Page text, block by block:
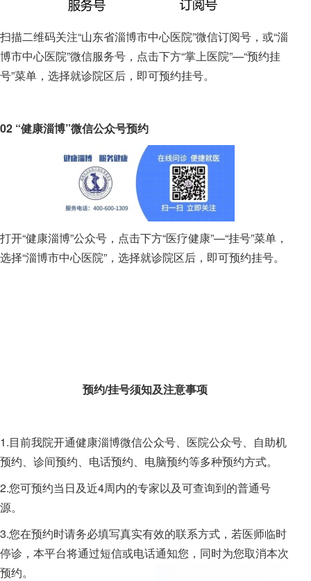
扫描二维码关注“山东省淄博市中心医院”微信订阅号，或“淄
博市中心医院”微信服务号，点击下方“掌上医院”—“预约挂
号”菜单，选择就诊院区后，即可预约挂号。
02 “健康淄博”微信公众号预约
打开“健康淄博”公众号，点击下方“医疗健康”—“挂号”菜单，
选择“淄博市中心医院”，选择就诊院区后，即可预约挂号。
预约/挂号须知及注意事项
1.目前我院开通健康淄博微信公众号、医院公众号、自助机
预约、诊间预约、电话预约、电脑预约等多种预约方式。
2.您可预约当日及近4周内的专家以及可查询到的普通号
源。
3.您在预约时请务必填写真实有效的联系方式，若医师临时
停诊，本平台将通过短信或电话通知您，同时为您取消本次
预约。